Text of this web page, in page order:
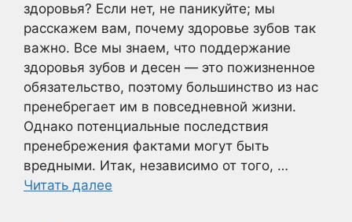
здоровья? Если нет, не паникуйте; мы
расскажем вам, почему здоровье зубов так
важно. Все мы знаем, что поддержание
здоровья зубов и десен — это пожизненное
обязательство, поэтому большинство из нас
пренебрегает им в повседневной жизни.
Однако потенциальные последствия
пренебрежения фактами могут быть
вредными. Итак, независимо от того, …
Читать далее